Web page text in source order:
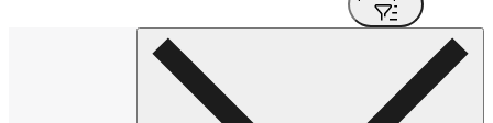
המדהימים. אין להם כלב, וּודאי שאין להם כלב בִּיגֶל נקמני.